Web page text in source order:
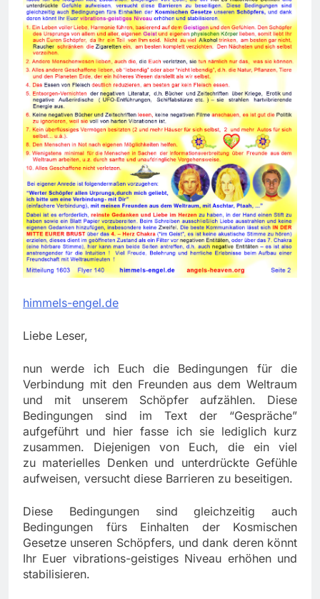
himmels-engel.de
Liebe Leser,
nun werde ich Euch die Bedingungen für die
Verbindung mit den Freunden aus dem Weltraum
und mit unserem Schöpfer aufzählen. Diese
Bedingungen sind im Text der “Gespräche”
aufgeführt und hier fasse ich sie lediglich kurz
zusammen. Diejenigen von Euch, die ein viel
zu materielles Denken und unterdrückte Gefühle
aufweisen, versucht diese Barrieren zu beseitigen.
Diese Bedingungen sind gleichzeitig auch
Bedingungen fürs Einhalten der Kosmischen
Gesetze unseren Schöpfers, und dank deren könnt
Ihr Euer vibrations-geistiges Niveau erhöhen und
stabilisieren.